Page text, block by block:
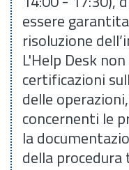
essere
risoluzione
L'Help Desk
certificazioni
delle
concernenti le
la
della procedura